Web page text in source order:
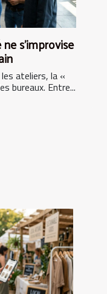
s’improvise
ateliers, la «
bureaux. Entre...